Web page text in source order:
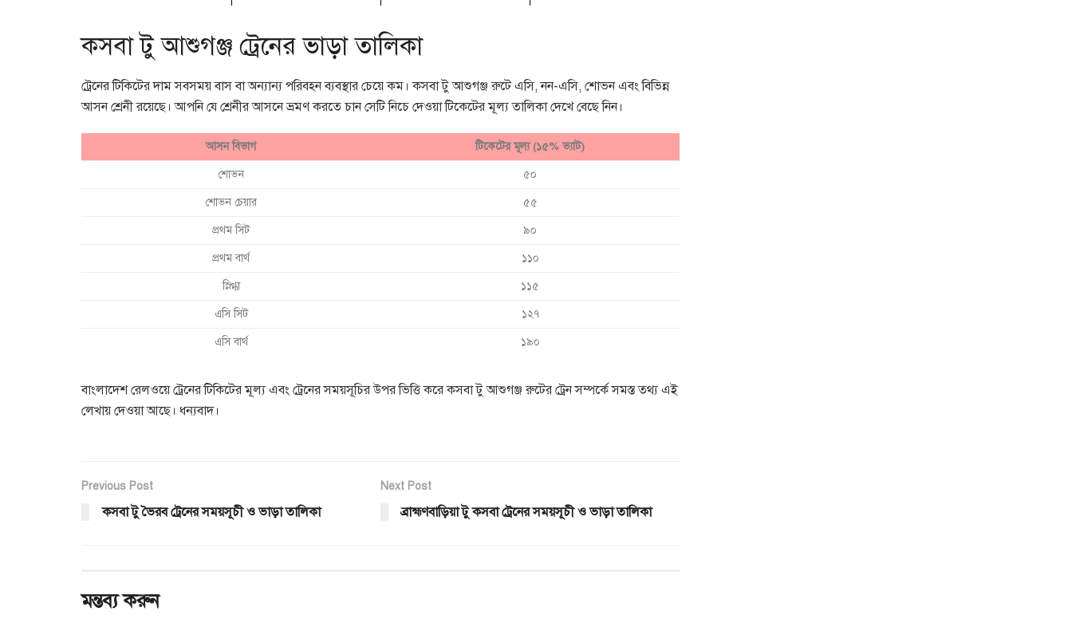
কসবা টু আশুগঞ্জ ট্রেনের ভাড়া তালিকা
ট্রেনের টিকিটের দাম সবসময় বাস বা অন্যান্য পরিবহন ব্যবস্থার চেয়ে কম। কসবা টু আশুগঞ্জ রুটে এসি, নন-এসি, শোভন এবং বিভিন্ন
আসন শ্রেনী রয়েছে। আপনি যে শ্রেনীর আসনে ভ্রমণ করতে চান সেটি নিচে দেওয়া টিকেটের মূল্য তালিকা দেখে বেছে নিন।
আসন বিভাগ টিকেটের মূল্য (১৫% ভ্যাট)
শোভন ৫০
শোভন চেয়ার ৫৫
প্রথম সিট ৯০
প্রথম বার্থ ১১০
স্নিগ্ধা ১১৫
এসি সিট ১২৭
এসি বার্থ ১৯০
বাংলাদেশ রেলওয়ে ট্রেনের টিকিটের মূল্য এবং ট্রেনের সময়সূচির উপর ভিত্তি করে কসবা টু আশুগঞ্জ রুটের ট্রেন সম্পর্কে সমস্ত তথ্য এই
লেখায় দেওয়া আছে। ধন্যবাদ।
Previous Post
কসবা টু ভৈরব ট্রেনের সময়সূচী ও ভাড়া তালিকা
Next Post
ব্রাহ্মণবাড়িয়া টু কসবা ট্রেনের সময়সূচী ও ভাড়া তালিকা
মন্তব্য করুন